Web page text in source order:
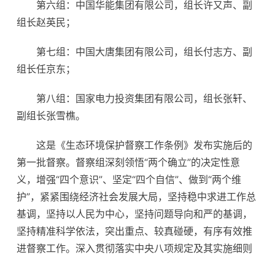
第六组：中国华能集团有限公司，组长许又声、副
组长赵英民；
第七组：中国大唐集团有限公司，组长付志方、副
组长任京东；
第八组：国家电力投资集团有限公司，组长张轩、
副组长张雪樵。
这是《生态环境保护督察工作条例》发布实施后的
第一批督察。督察组深刻领悟“两个确立”的决定性意
义，增强“四个意识”、坚定“四个自信”、做到“两个维
护”，紧紧围绕经济社会发展大局，坚持稳中求进工作总
基调，坚持以人民为中心，坚持问题导向和严的基调，
坚持精准科学依法，突出重点、较真碰硬，有序有效推
进督察工作。深入贯彻落实中央八项规定及其实施细则